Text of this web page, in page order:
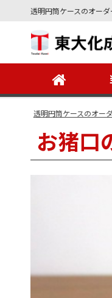
透明円筒ケースのオー
透明円筒ケースのオー
お猪口